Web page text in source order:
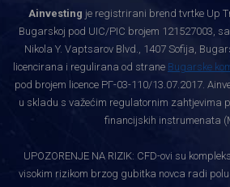
Ainvesting je registrirani brend tvrtke Up
Bugarskoj pod UIC/PIC brojem 121527003,
Nikola Y. Vaptsarov Blvd., 1407 Sofija,
licencirana i regulirana od strane Bugarske
pod brojem licence РГ-03-110/13.07.2017.
u skladu s važećim regulatornim zahtjevima
financijskih instrumenata
UPOZORENJE NA RIZIK: CFD-ovi su
visokim rizikom brzog gubitka novca radi